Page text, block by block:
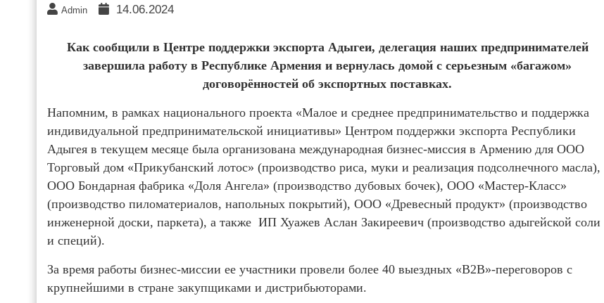
Admin 14.06.2024
Как сообщили в Центре поддержки экспорта Адыгеи, делегация наших предпринимателей
завершила работу в Республике Армения и вернулась домой с серьезным «багажом»
договорённостей об экспортных поставках.
Напомним, в рамках национального проекта «Малое и среднее предпринимательство и поддержка
индивидуальной предпринимательской инициативы» Центром поддержки экспорта Республики
Адыгея в текущем месяце была организована международная бизнес-миссия в Армению для ООО
Торговый дом «Прикубанский лотос» (производство риса, муки и реализация подсолнечного масла),
ООО Бондарная фабрика «Доля Ангела» (производство дубовых бочек), ООО «Мастер-Класс»
(производство пиломатериалов, напольных покрытий), ООО «Древесный продукт» (производство
инженерной доски, паркета), а также ИП Хуажев Аслан Закиреевич (производство адыгейской соли
и специй).
За время работы бизнес-миссии ее участники провели более 40 выездных «В2В»-переговоров с
крупнейшими в стране закупщиками и дистрибьюторами.